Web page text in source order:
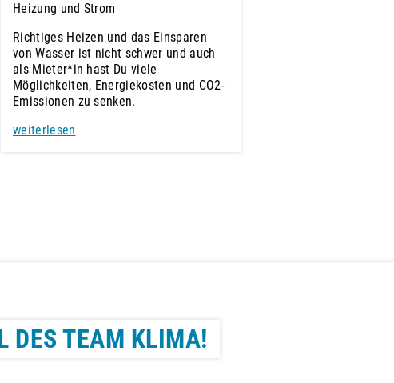
Heizung und Strom
Richtiges Heizen und das Einsparen
von Wasser ist nicht schwer und auch
als Mieter*in hast Du viele
Möglichkeiten, Energiekosten und CO2-
Emissionen zu senken.
weiterlesen
DES TEAM KLIMA!